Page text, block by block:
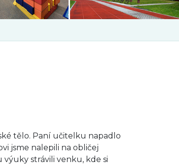
tělo. Paní učitelku napadlo
jsme nalepili na obličej
strávili venku, kde si